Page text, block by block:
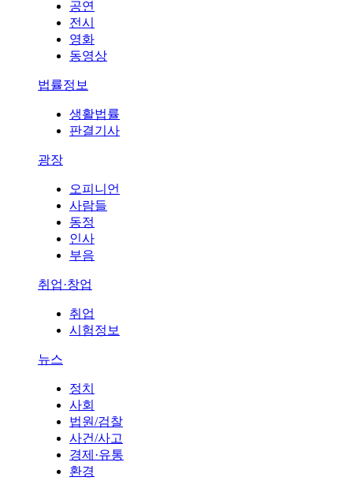
공연
전시
영화
동영상
법률정보
생활법률
판결기사
광장
오피니언
사람들
동정
인사
부음
취업·창업
취업
시험정보
뉴스
정치
사회
법원/검찰
사건/사고
경제·유통
환경